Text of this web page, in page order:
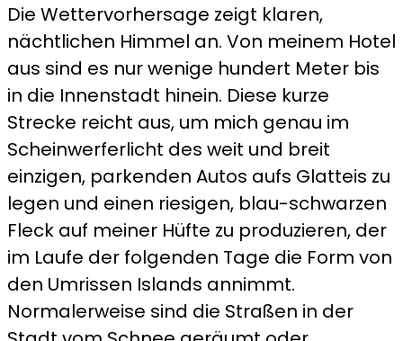
Die Wettervorhersage zeigt klaren,
nächtlichen Himmel an. Von meinem Hotel
aus sind es nur wenige hundert Meter bis
in die Innenstadt hinein. Diese kurze
Strecke reicht aus, um mich genau im
Scheinwerferlicht des weit und breit
einzigen, parkenden Autos aufs Glatteis zu
legen und einen riesigen, blau-schwarzen
Fleck auf meiner Hüfte zu produzieren, der
im Laufe der folgenden Tage die Form von
den Umrissen Islands annimmt.
Normalerweise sind die Straßen in der